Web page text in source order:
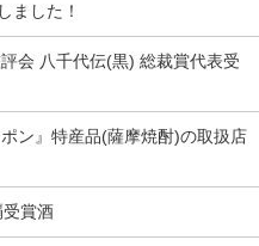
ました！
会 八千代伝(黒) 総裁賞代表受
ン』特産品(薩摩焼酎)の取扱店
賞酒